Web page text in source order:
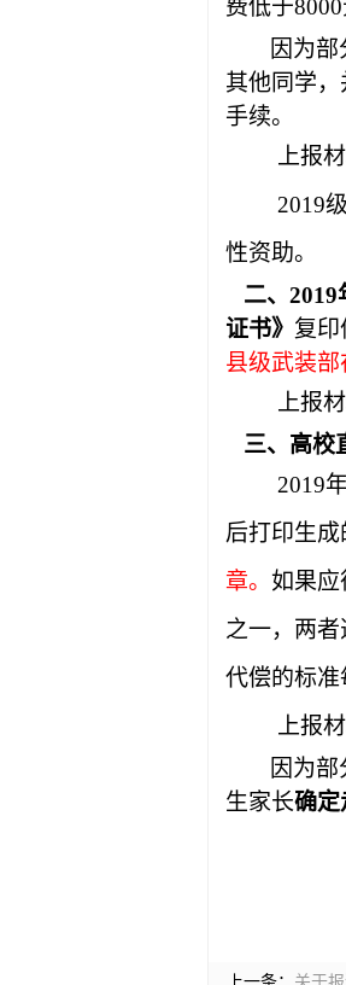
费低于
因为
其他同学
手续。
上报
2019
性资助。
二、2019
证书》 复印
县级武装
上报
三、高校
2019
后打印生成
章。 如果应
之一，两
代偿的标准
上报
因为
生家长确定